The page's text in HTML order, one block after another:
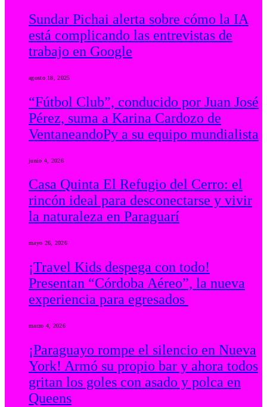
Sundar Pichai alerta sobre cómo la IA
está complicando las entrevistas de
trabajo en Google
agosto 18, 2025
“Fútbol Club”, conducido por Juan José
Pérez, suma a Karina Cardozo de
VentaneandoPy a su equipo mundialista
junio 4, 2026
Casa Quinta El Refugio del Cerro: el
rincón ideal para desconectarse y vivir
la naturaleza en Paraguarí
mayo 26, 2026
¡Travel Kids despega con todo!
Presentan “Córdoba Aéreo”, la nueva
experiencia para egresados
marzo 4, 2026
¡Paraguayo rompe el silencio en Nueva
York! Armó su propio bar y ahora todos
gritan los goles con asado y polca en
Queens